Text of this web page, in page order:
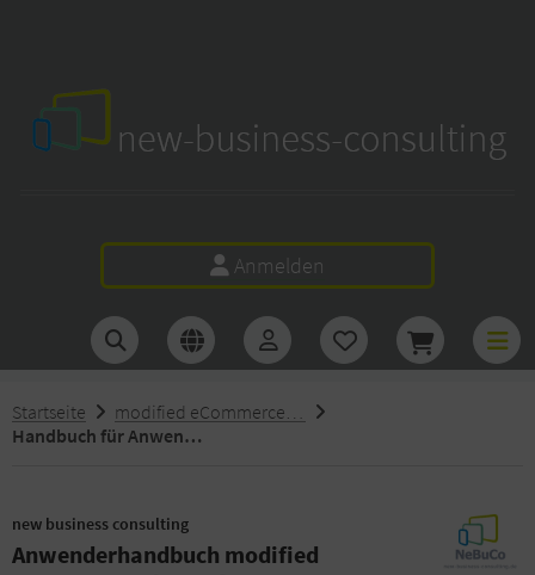
Anmelden
Startseite
modified eCommerce Shopsoftware Handbuch
Handbuch für Anwender modified eCommerce Shopsoftware 3.0.x
new business consulting
Anwenderhandbuch modified